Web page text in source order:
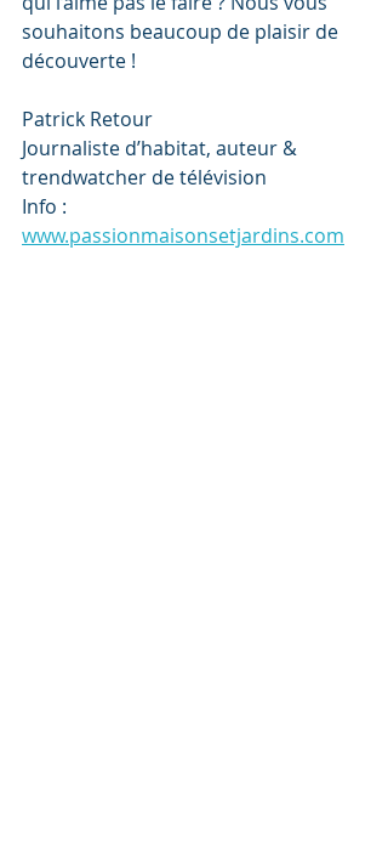
souhaitons beaucoup de plaisir de
découverte !
​Patrick Retour
Journaliste d’habitat, auteur &
trendwatcher de télévision
Info :
www.passionmaisonsetjardins.com